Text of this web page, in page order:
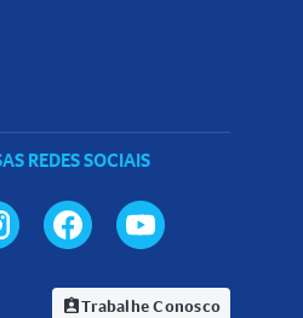
REDES SOCIAIS
assignment_indTrabalhe Conosco